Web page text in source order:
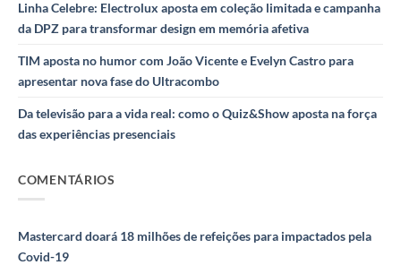
Linha Celebre: Electrolux aposta em coleção limitada e campanha
da DPZ para transformar design em memória afetiva
TIM aposta no humor com João Vicente e Evelyn Castro para
apresentar nova fase do Ultracombo
Da televisão para a vida real: como o Quiz&Show aposta na força
das experiências presenciais
COMENTÁRIOS
Mastercard doará 18 milhões de refeições para impactados pela
Covid-19